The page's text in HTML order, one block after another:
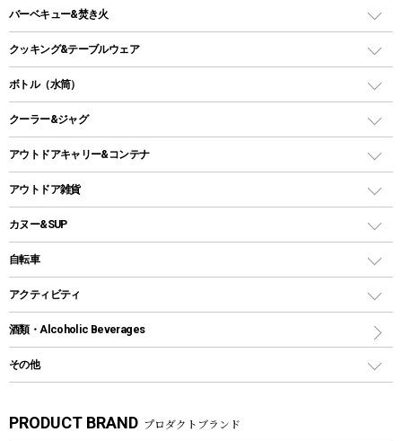
タープ
スクエアタープ（レクタタープ）
メッシュタープ
自立式タープ
パラソル
テントアクセサリー
ペグ
グランドシート
ガイドロープ
ツール
オイルランタン
LEDライト
ヘッドライト
キャンドル
ガスバーナー
ガス缶
ガストーチ、ライター
バーベキュー&焚き火
バーベキューコンロ、グリル
焚き火台タイプ（ロースタイル）グリル
卓上タイプグリル
パーティータイプグリル
鉄板、アミ
焚き火台&ストーブ
火起こし
バーベキューツール
燃料・着火剤・炭
クッキング&テーブルウェア
ダッチオーブン
ホットサンドメーカー
クッカーセット
シェラカップ
クッキングツール
ナイフ
カトラリー
マグカップ、カップ
ボトル（水筒）
ステンレスボトル
コップ付きタイプ
ワンタッチタイプ
プラスチックボトル
ディズニーボトル
クーラー&ジャグ
クーラーボックス
ウォータージャグ
保冷剤
アウトドアキャリー&コンテナ
アウトドアキャリー
アウトドア雑貨
バックパック&バッグ
リュック、バックパック
トートバッグ、サコッシュ
ショッピングキャリー
その他アウトドア雑貨
カヌー&SUP
インフレータブル
カヤック
パドル
ヘルメット
自転車
折りたたみ自転車
シティサイクル
アクティビティ
マリン
ラッシュガード
酒類・Alcoholic Beverages
その他
湯たんぽ
PRODUCT BRAND プロダクトブランド